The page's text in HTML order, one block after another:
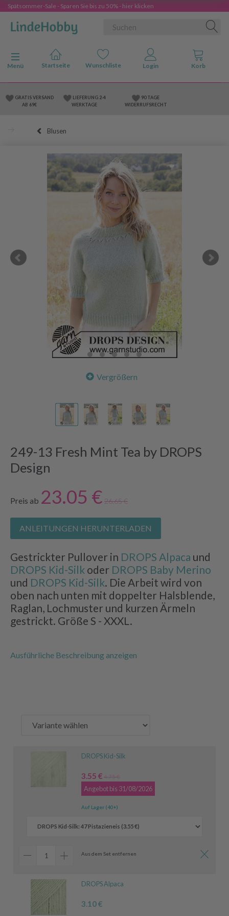
Spätsommer-Sale - Sparen Sie bis zu 50% - hier klicken
Anzeige ändern
Menü
GRATIS VERSAND
AB 69€
LIEFERUNG 2-4
WERKTAGE
90 TAGE
WIDERRUFSRECHT
Blusen
Vergrößern
249-13 Fresh Mint Tea by DROPS
Design
Preis ab 23.05 € 26.65 €
ANLEITUNGEN HERUNTERLADEN
Gestrickter Pullover in DROPS Alpaca und
DROPS Kid-Silk oder DROPS Baby Merino
und DROPS Kid-Silk. Die Arbeit wird von
oben nach unten mit doppelter Halsblende,
Raglan, Lochmuster und kurzen Ärmeln
gestrickt. Größe S - XXXL.
Ausführliche Beschreibung anzeigen
DROPS Kid-Silk
3.55 € 4.75 €
Angebot bis 31/08/2026
Auf Lager (40+)
Aus dem Set entfernen
DROPS Alpaca
3.10 €